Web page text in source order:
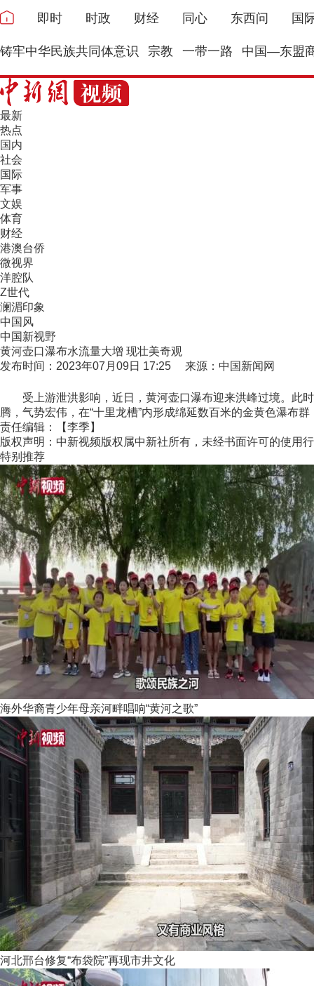
即时 时政 财经 同心 东西问 国
铸牢中华民族共同体意识 宗教 一带一路 中国—东盟
最新
热点
国内
社会
国际
军事
文娱
体育
财经
港澳台侨
微视界
洋腔队
Z世代
澜湄印象
中国风
中国新视野
黄河壶口瀑布水流量大增 现壮美奇观
发布时间：2023年07月09日 17:25 来源：中国新闻网
受上游泄洪影响，近日，黄河壶口瀑布迎来洪峰过境。此时
腾，气势宏伟，在“十里龙槽”内形成绵延数百米的金黄色瀑布
责任编辑：【李季】
版权声明：中新视频版权属中新社所有，未经书面许可的使用
特别推荐
海外华裔青少年母亲河畔唱响“黄河之歌”
河北邢台修复“布袋院”再现市井文化